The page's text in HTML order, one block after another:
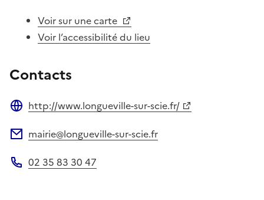
Voir sur une carte
Voir l’accessibilité du lieu
Contacts
http://www.longueville-sur-scie.fr/
mairie@longueville-sur-scie.fr
02 35 83 30 47